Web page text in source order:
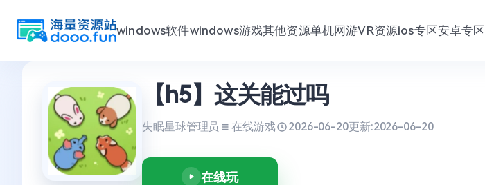
windows软件windows游戏其他资源单机网游VR资源ios专区安卓专区
【h5】这关能过吗
失眠星球管理员 在线游戏 2026-06-20更新:2026-06-20
在线玩